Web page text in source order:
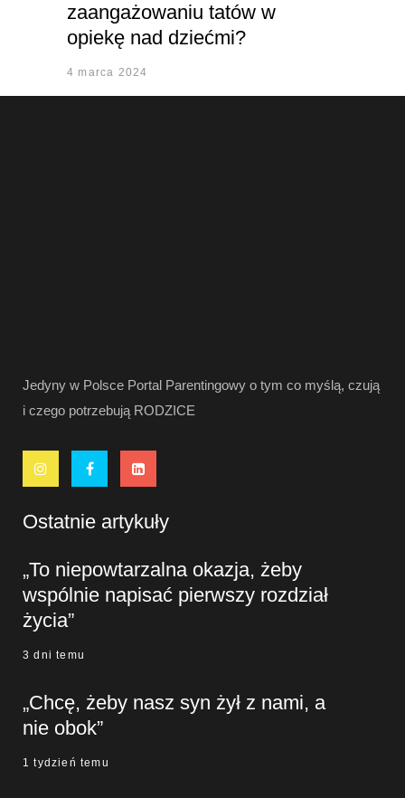
zaangażowaniu tatów w
opiekę nad dziećmi?
4 marca 2024
Jedyny w Polsce Portal Parentingowy o tym co myślą, czują
i czego potrzebują RODZICE
Ostatnie artykuły
„To niepowtarzalna okazja, żeby
wspólnie napisać pierwszy rozdział
życia”
3 dni temu
„Chcę, żeby nasz syn żył z nami, a
nie obok”
1 tydzień temu